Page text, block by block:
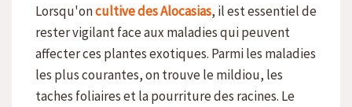
Lorsqu'oncultive des Alocasias, il est essentiel de
rester vigilant face aux maladies qui peuvent
affecter ces plantes exotiques. Parmi les maladies
les plus courantes, on trouve le mildiou, les
taches foliaires et la pourriture des racines. Le